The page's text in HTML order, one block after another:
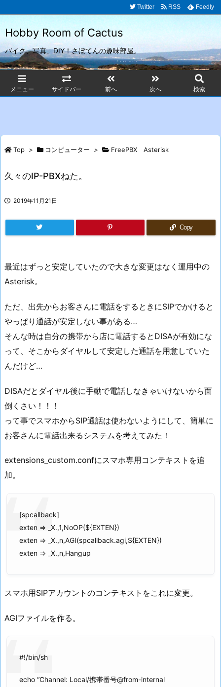
Hobby Room of Cactus
バイク、写真、DIY！さぼてんの趣味部屋。
メニュー サイドバー 前へ 次へ 検索
Twitter RSS Feedly
Top > コンピューター > FreePBX Asterisk
久々のIP-PBXねた。
2019年11月21日
Copy
最近はずっと安定していたので大きな変更はなく運用中の
Asterisk。
ただ、出先からお客さんに電話をするときにSIPでかけると
やっぱり通話が安定しない事がある…
そんな時は自分の携帯から店に電話するとDISAが有効にな
って、そこからダイヤルして安定した通話を用意していた
んだけど…
DISAだとダイヤル後に手動で電話しなきゃいけないから面
倒くさい！！！
って事でスマホからSIP通話は使わないようにして、簡単に
お客さんに電話出来るシステムを考えてみた！
extensions_custom.confにスマホ専用コンテキストを追
加。
[spcallback]
exten => _X.,1,NoOP(${EXTEN})
exten => _X.,n,AGI(spcallback.agi,${EXTEN})
exten => _X.,n,Hangup
スマホ用SIPアカウントのコンテキストをこれに変更。
AGIファイルを作る。
#!/bin/sh
echo “Channel: Local/携帯番号@from-internal